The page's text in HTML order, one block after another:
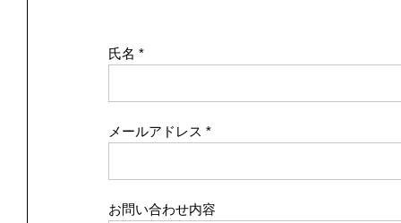
氏名
メールアドレス
お問い合わせ内容